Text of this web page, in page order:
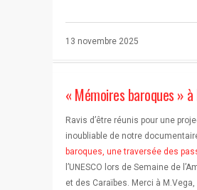
13 novembre 2025
« Mémoires baroques » à
Ravis d’être réunis pour une
inoubliable de notre
baroques, une traversée des
l’UNESCO lors de Semaine de
et des Caraïbes. Merci à